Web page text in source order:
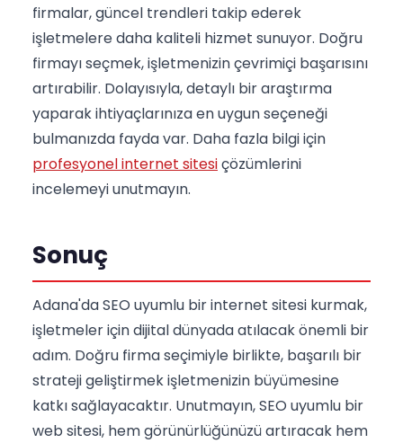
firmalar, güncel trendleri takip ederek
işletmelere daha kaliteli hizmet sunuyor. Doğru
firmayı seçmek, işletmenizin çevrimiçi başarısını
artırabilir. Dolayısıyla, detaylı bir araştırma
yaparak ihtiyaçlarınıza en uygun seçeneği
bulmanızda fayda var. Daha fazla bilgi için
profesyonel internet sitesiçözümlerini
incelemeyi unutmayın.
Sonuç
Adana'da SEO uyumlu bir internet sitesi kurmak,
işletmeler için dijital dünyada atılacak önemli bir
adım. Doğru firma seçimiyle birlikte, başarılı bir
strateji geliştirmek işletmenizin büyümesine
katkı sağlayacaktır. Unutmayın, SEO uyumlu bir
web sitesi, hem görünürlüğünüzü artıracak hem